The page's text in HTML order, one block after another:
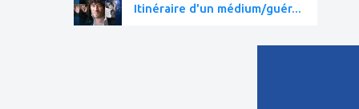
Itinéraire d'un médium/guér...